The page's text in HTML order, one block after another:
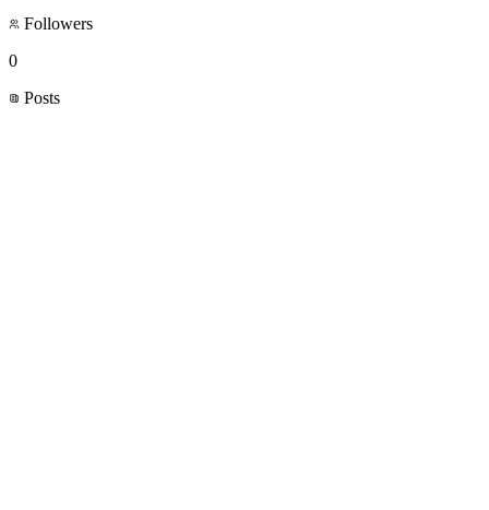
Followers
0
Posts